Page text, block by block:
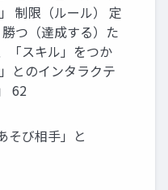
制限（ルール） 定
つ（達成する）た
「スキル」をつか
とのインタラクテ
62
そび相手」と